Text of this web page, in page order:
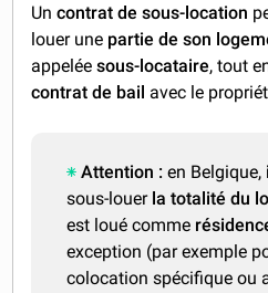
Uncontrat de sous-location
louer une partie de son
appeléesous-locataire, tout
contrat de bail avec le
Attention : en Belgique,
sous-louer la totalité du
est loué comme
exception (par exemple
colocation spécifique ou